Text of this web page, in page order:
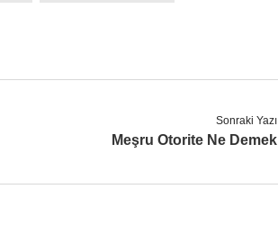
Sonraki Yazı
Meşru Otorite Ne Demek